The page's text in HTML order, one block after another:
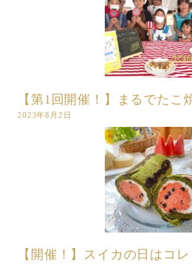
【第1回開催！】まるでたこ
2023年8月2日
【開催！】スイカの日はコレ